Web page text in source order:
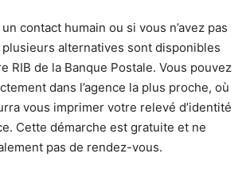
contact humain ou si vous n’avez pas
alternatives sont disponibles
RIB de la Banque Postale. Vous pouvez
dans l’agence la plus proche, où
vous imprimer votre relevé d’identité
Cette démarche est gratuite et ne
pas de rendez-vous.